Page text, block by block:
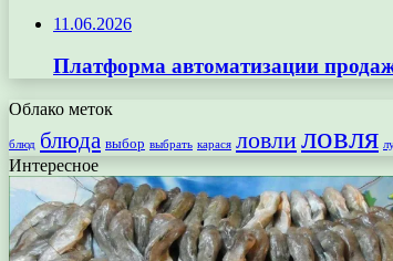
11.06.2026
Платформа автоматизации
Облако меток
блюд блюда выбор выбрать карася ловлиловля
Интересное